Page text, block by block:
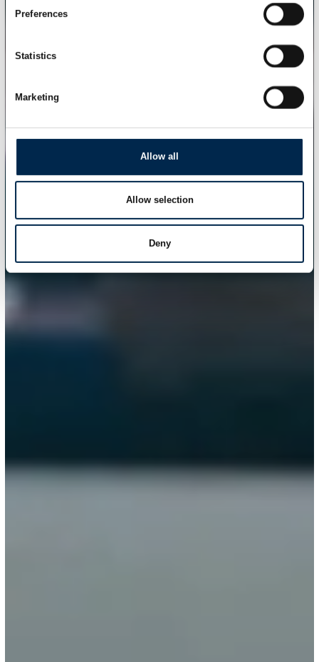
Preferences
Statistics
Marketing
Allow all
Allow selection
Deny